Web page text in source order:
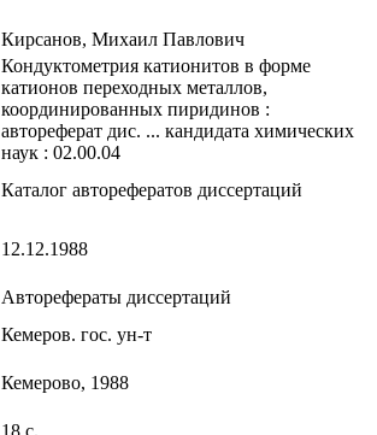
Кирсанов, Михаил Павлович
Кондуктометрия катионитов в форме
катионов переходных металлов,
координированных пиридинов :
автореферат дис. ... кандидата химических
наук : 02.00.04
Каталог авторефератов диссертаций
12.12.1988
Авторефераты диссертаций
Кемеров. гос. ун-т
Кемерово, 1988
18 с.